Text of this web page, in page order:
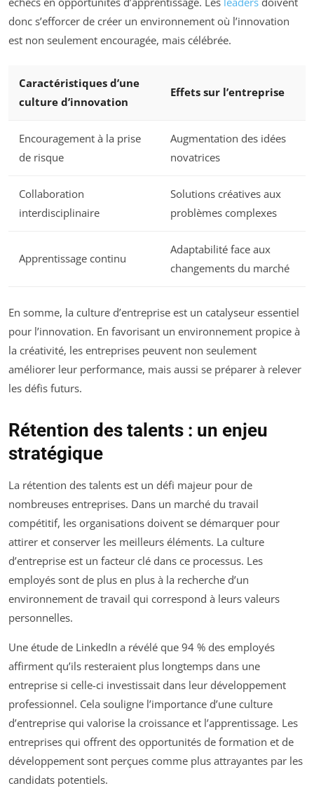
donc s’efforcer de créer un environnement où l’innovation
est non seulement encouragée, mais célébrée.
Caractéristiques d’une
culture d’innovation
Effets sur l’entreprise
Encouragement à la prise
de risque
Augmentation des idées
novatrices
Collaboration
interdisciplinaire
Solutions créatives aux
problèmes complexes
Apprentissage continu
Adaptabilité face aux
changements du marché
En somme, la culture d’entreprise est un catalyseur essentiel
pour l’innovation. En favorisant un environnement propice à
la créativité, les entreprises peuvent non seulement
améliorer leur performance, mais aussi se préparer à relever
les défis futurs.
Rétention des talents : un enjeu
stratégique
La rétention des talents est un défi majeur pour de
nombreuses entreprises. Dans un marché du travail
compétitif, les organisations doivent se démarquer pour
attirer et conserver les meilleurs éléments. La culture
d’entreprise est un facteur clé dans ce processus. Les
employés sont de plus en plus à la recherche d’un
environnement de travail qui correspond à leurs valeurs
personnelles.
Une étude de LinkedIn a révélé que 94 % des employés
affirment qu’ils resteraient plus longtemps dans une
entreprise si celle-ci investissait dans leur développement
professionnel. Cela souligne l’importance d’une culture
d’entreprise qui valorise la croissance et l’apprentissage. Les
entreprises qui offrent des opportunités de formation et de
développement sont perçues comme plus attrayantes par les
candidats potentiels.